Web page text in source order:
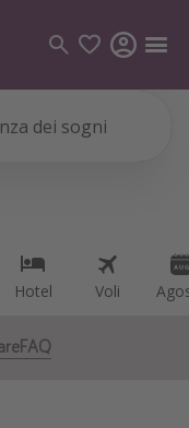
dei sogni
Hotel Voli
FAQ